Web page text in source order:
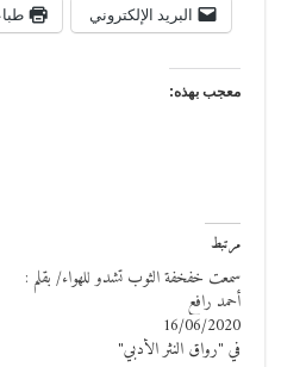
البريد الإلكتروني
معجب بهذه:
مرتبط
سمعت خفخفة الثوب تشدو للهواء/ بقلم :
أحمد رافع
16/06/2020
في "رواق النثر الأدبي"